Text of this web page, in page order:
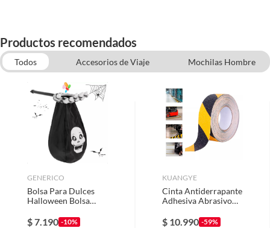
Productos recomendados
Todos Accesorios de Viaje
Mochilas Hombre
GENERICO
Bolsa Para Dulces
Halloween Bolsa
Esqueleto
$7.190 -10%
KUANGYE
Cinta Antiderrapante
Adhesiva Abrasivo
$ 10.990 -59%